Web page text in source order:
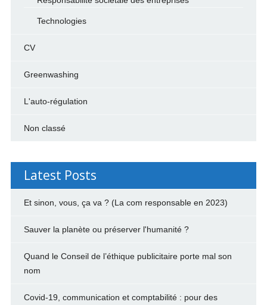
Technologies
CV
Greenwashing
L'auto-régulation
Non classé
Latest Posts
Et sinon, vous, ça va ? (La com responsable en 2023)
Sauver la planète ou préserver l'humanité ?
Quand le Conseil de l’éthique publicitaire porte mal son
nom
Covid-19, communication et comptabilité : pour des